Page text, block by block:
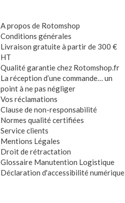
A propos de Rotomshop
Conditions générales
Livraison gratuite à partir de 300 €
HT
Qualité garantie chez Rotomshop.fr
La réception d’une commande… un
point à ne pas négliger
Vos réclamations
Clause de non-responsabilité
Normes qualité certifiées
Service clients
Mentions Légales
Droit de rétractation
Glossaire Manutention Logistique
Déclaration d'accessibilité numérique